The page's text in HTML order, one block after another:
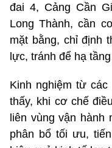
đai 4, Cảng Cần
Long Thành, cần
mặt bằng, chỉ định
lực, tránh để hạ
Kinh nghiệm từ
thấy, khi cơ chế
liên vùng vận hành
phân bổ tối ưu,